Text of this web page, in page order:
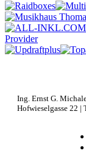
Ing. Ernst G.
Hofwieselgasse 22 |